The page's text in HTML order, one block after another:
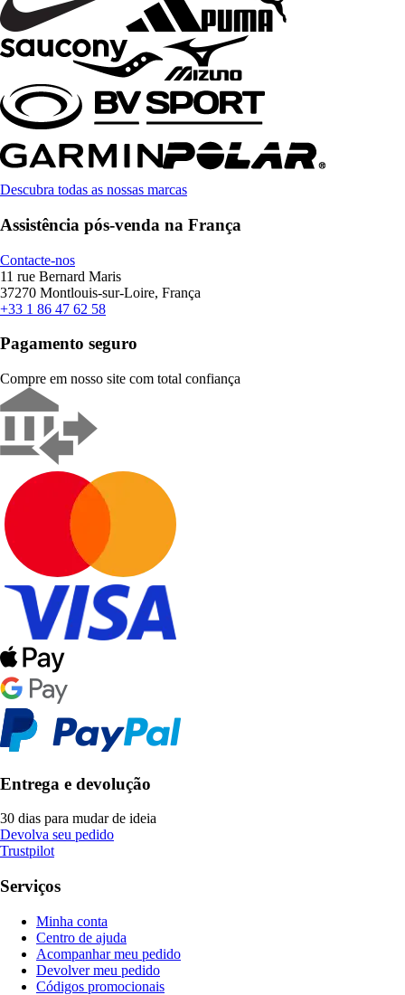
Descubra todas as nossas marcas
Assistência pós-venda na França
Contacte-nos
11 rue Bernard Maris
37270 Montlouis-sur-Loire, França
+33 1 86 47 62 58
Pagamento seguro
Compre em nosso site com total confiança
Entrega e devolução
30 dias para mudar de ideia
Devolva seu pedido
Trustpilot
Serviços
Minha conta
Centro de ajuda
Acompanhar meu pedido
Devolver meu pedido
Códigos promocionais